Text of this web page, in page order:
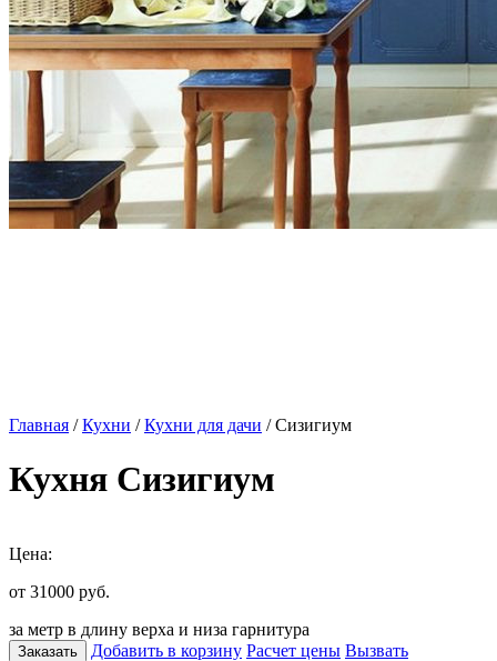
Главная /Кухни /Кухни для дачи / Сизигиум
Кухня Сизигиум
Цена:
от 31000 руб.
за метр в длину верха и низа гарнитура
Заказать Добавить в корзину Расчет цены Вызвать